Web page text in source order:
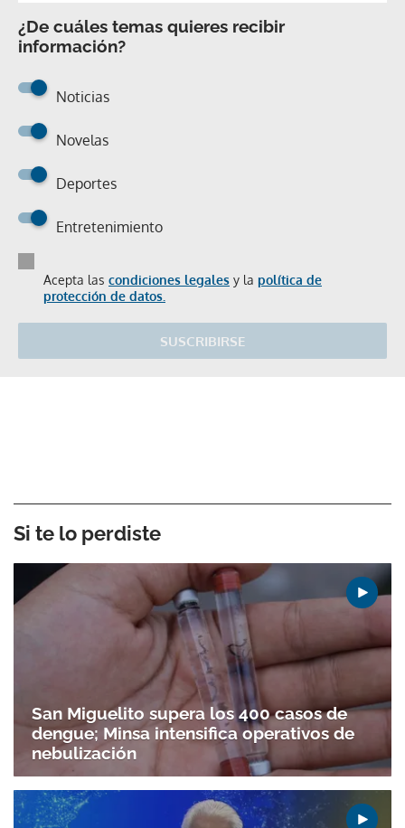
¿De cuáles temas quieres recibir
información?
Noticias
Novelas
Deportes
Entretenimiento
Acepta las condiciones legales y la política de
protección de datos.
SUSCRIBIRSE
Si te lo perdiste
San Miguelito supera los 400 casos de
dengue; Minsa intensifica operativos de
nebulización